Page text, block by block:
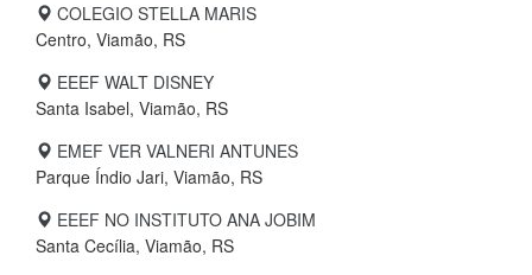
COLEGIO STELLA MARIS
Centro, Viamão, RS
EEEF WALT DISNEY
Santa Isabel, Viamão, RS
EMEF VER VALNERI ANTUNES
Parque Índio Jari, Viamão, RS
EEEF NO INSTITUTO ANA JOBIM
Santa Cecília, Viamão, RS